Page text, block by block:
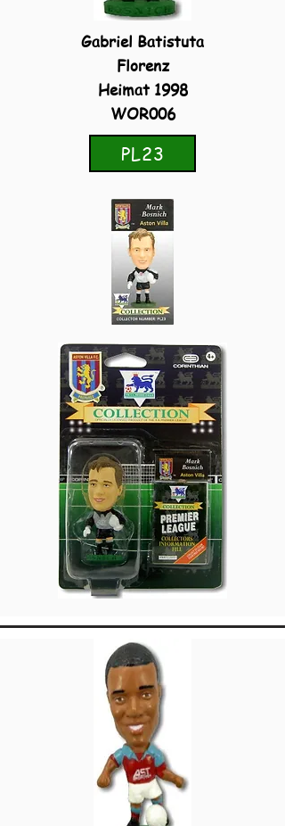
Gabriel Batistuta
Florenz
Heimat 1998
WOR006
PL23